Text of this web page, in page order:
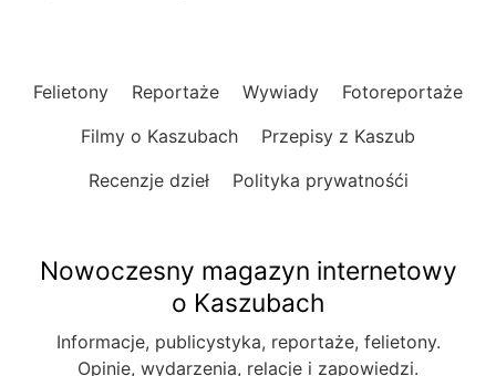
Felietony Reportaże Wywiady
Fotoreportaże
Filmy o Kaszubach
Przepisy z Kaszub
Recenzje dzieł
Polityka prywatnośći
Nowoczesny magazyn internetowy
o Kaszubach
Informacje, publicystyka, reportaże, felietony.
Opinie, wydarzenia, relacje i zapowiedzi.